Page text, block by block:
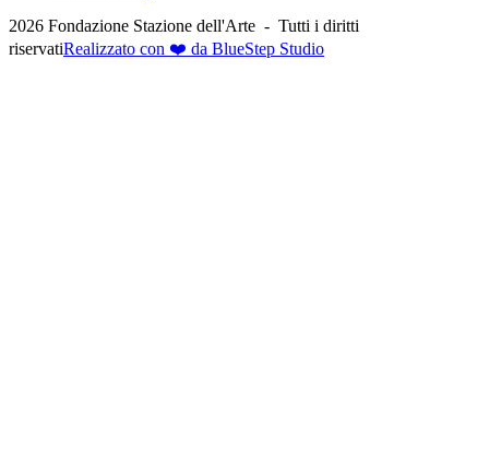
2026 Fondazione Stazione dell'Arte - Tutti i diritti
riservatiRealizzato con ❤️ da BlueStep Studio